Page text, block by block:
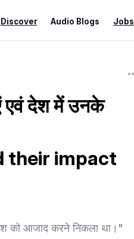
Discover Audio Blogs Jobs
एवं देश में उनके
their impact
को आजाद करने निकला था।"